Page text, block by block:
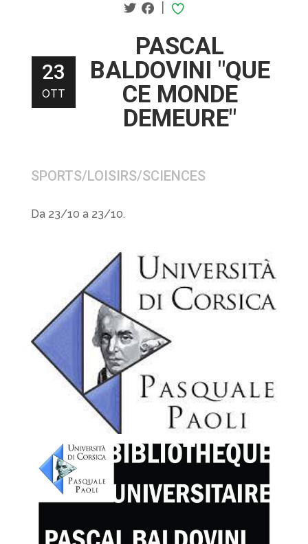
|
23
OTT
PASCAL
BALDOVINI "QUE
CE MONDE
DEMEURE"
SPORTS/LOISIRS/SCIENCES
Da 23/10 a 23/10.